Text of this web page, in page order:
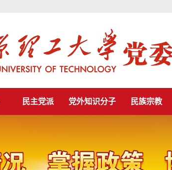
民主党派 党外知识分子 民族宗教